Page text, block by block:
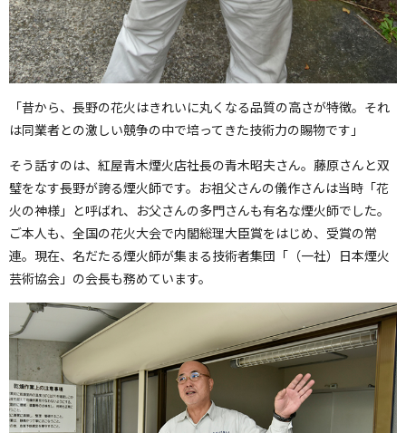
「昔から、長野の花火はきれいに丸くなる品質の高さが特徴。それ
は同業者との激しい競争の中で培ってきた技術力の賜物です」
そう話すのは、紅屋青木煙火店社長の青木昭夫さん。藤原さんと双
璧をなす長野が誇る煙火師です。お祖父さんの儀作さんは当時「花
火の神様」と呼ばれ、お父さんの多門さんも有名な煙火師でした。
ご本人も、全国の花火大会で内閣総理大臣賞をはじめ、受賞の常
連。現在、名だたる煙火師が集まる技術者集団「（一社）日本煙火
芸術協会」の会長も務めています。